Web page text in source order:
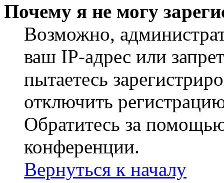
Почему я не могу
Возможно,
ваш IP-адрес или
пытаетесь
отключить
Обратитесь за
конференции.
Вернуться к началу